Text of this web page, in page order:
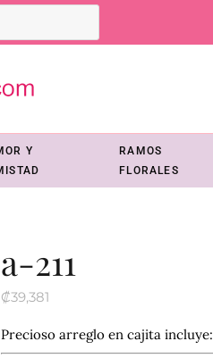
Y
RAMOS
FLORALES
a-211
₡39,381
Precioso arreglo en cajita incluye: